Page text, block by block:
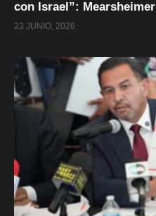
con Israel”: Mearsheimer
23 JUNIO, 2026